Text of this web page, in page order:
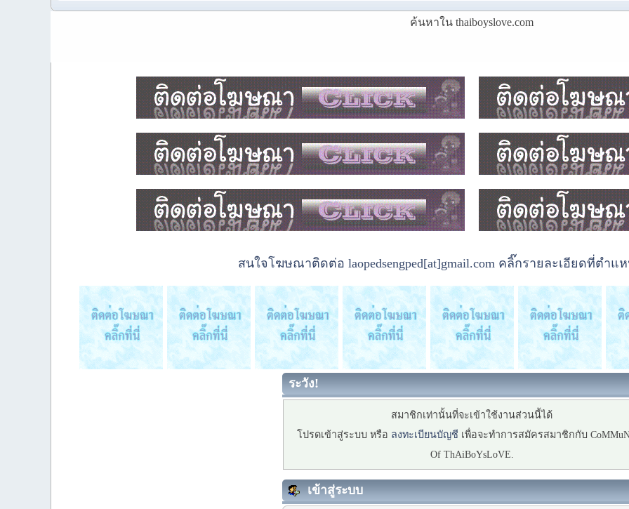
ค้นหาใน thaiboyslove.com
สนใจโฆษณาติดต่อ laopedsengped[at]gmail.com คลิ๊กรายละเอียดที่ตำแ
ระวัง!
สมาชิกเท่านั้นที่จะเข้าใช้งานส่วนนี้ได้
โปรดเข้าสู่ระบบ หรือ ลงทะเบียนบัญชี เพื่อจะทำการสมัครสมาชิกกับ
Of ThAiBoYsLoVE.
เข้าสู่ระบบ